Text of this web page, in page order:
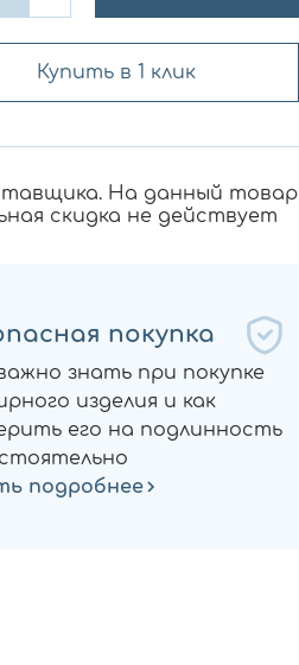
Купить в 1 клик
На данный товар
скидка не действует
покупка
знать при покупке
изделия и как
его на подлинность
подробнее